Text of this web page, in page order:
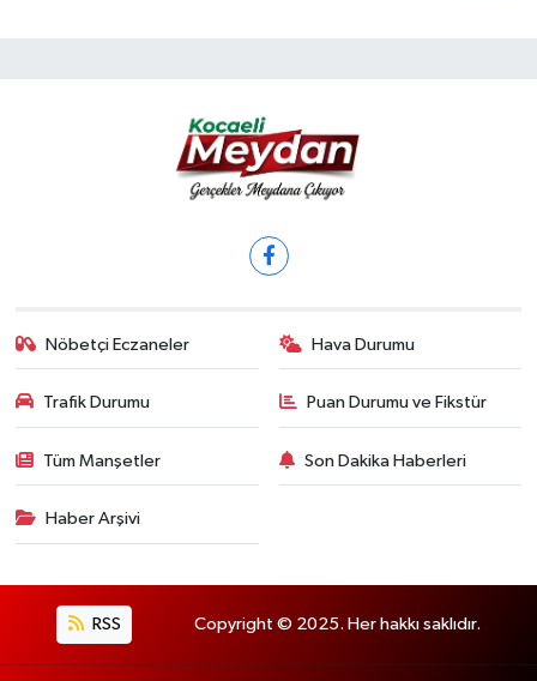
Nöbetçi Eczaneler Hava Durumu
Trafik Durumu Puan Durumu ve Fikstür
Tüm Manşetler Son Dakika Haberleri
Haber Arşivi
RSS Copyright © 2025. Her hakkı saklıdır.